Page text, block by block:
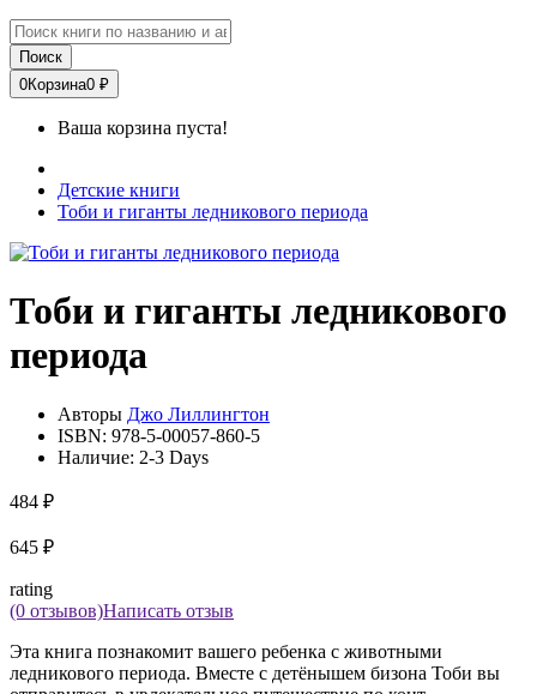
Поиск
0Корзина0 ₽
Ваша корзина пуста!
Детские книги
Тоби и гиганты ледникового периода
Тоби и гиганты ледникового
периода
Авторы Джо Лиллингтон
ISBN: 978-5-00057-860-5
Наличие: 2-3 Days
484 ₽
645 ₽
rating
(0 отзывов)Написать отзыв
Эта книга познакомит вашего ребенка с животными
ледникового периода. Вместе с детёнышем бизона Тоби вы